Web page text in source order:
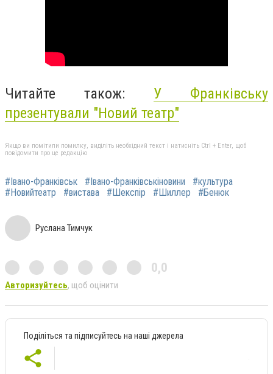
Читайте також: У Франківську
презентували "Новий театр"
Якщо ви помітили помилку, виділіть необхідний текст і натисніть Ctrl + Enter, щоб
повідомити про це редакцію
#Івано-Франківськ #Івано-Франківськіновини
#культура
#Новийтеатр
#вистава #Шекспір #Шиллер #Бенюк
Руслана Тимчук
0,0
Авторизуйтесь, щоб оцінити
Поділіться та підписуйтесь на наші джерела